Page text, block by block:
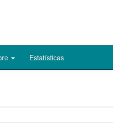
Estatísticas